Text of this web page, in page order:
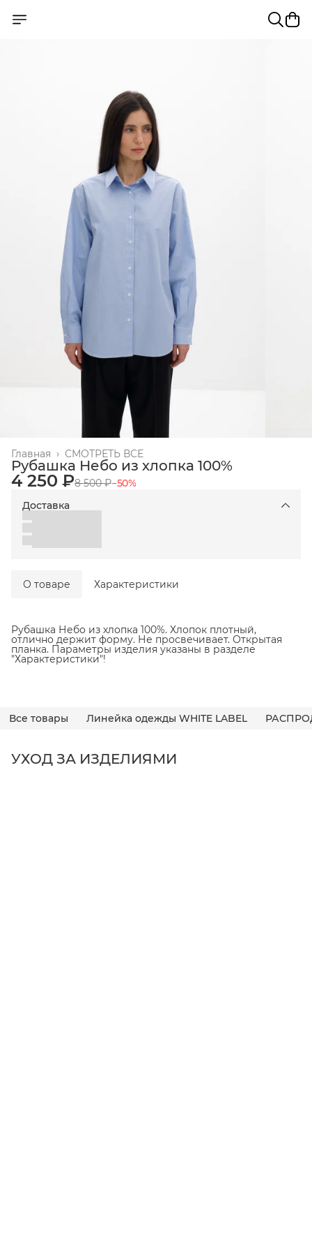
СМОТРЕТЬ ВСЕ
Главная ›
Рубашка Небо из хлопка 100%
4 250 ₽8 500 ₽−50%
Доставка
О товаре Характеристики
Рубашка Небо из хлопка 100%. Хлопок плотный,
отлично держит форму. Не просвечивает. Открытая
планка. Параметры изделия указаны в разделе
"Характеристики"!
Все товары Линейка одежды WHITE LABEL
УХОД ЗА ИЗДЕЛИЯМИ